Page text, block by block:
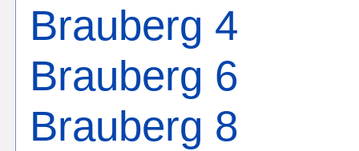
Brauberg 4
Brauberg 6
Brauberg 8